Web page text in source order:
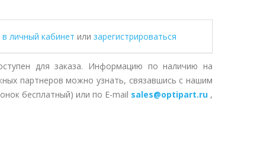
личный кабинет или зарегистрироваться
для заказа. Информацию по наличию на
партнеров можно узнать, связавшись с нашим
бесплатный) или по E-mail sales@optipart.ru ,